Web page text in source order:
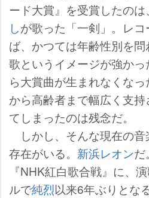
ード大賞』を受賞したのは
しが歌った「一剣」。レ
ば、かつては年齢性別を
歌というイメージが強か
ら大賞曲が生まれなくな
から高齢者まで幅広く支
てしまったのは残念だ。
しかし、そんな現在の
存在がいる。 新浜レオンだ
『NHK紅白歌合戦』に、
ルで純烈以来6年ぶりとな